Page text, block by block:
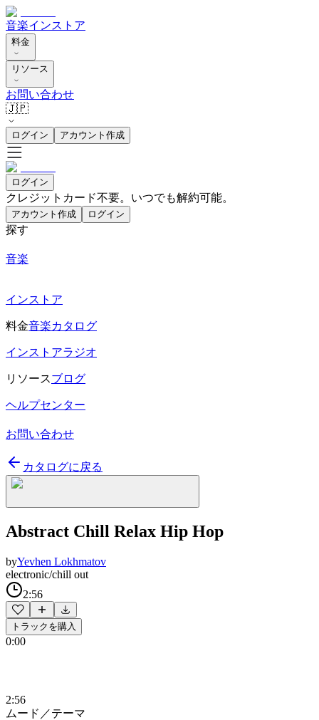
音楽インストア
料金
リソース
お問い合わせ
🇯🇵
ログイン アカウント作成
ログイン
クレジットカード不要。いつでも解約可能。
アカウント作成 ログイン
探す
音楽
インストア
料金音楽カタログ
インストアラジオ
リソースブログ
ヘルプセンター
お問い合わせ
カタログに戻る
Abstract Chill Relax Hip Hop
byYevhen Lokhmatov
electronic/chill out
2:56
トラックを購入
0:00
2:56
ムード／テーマ